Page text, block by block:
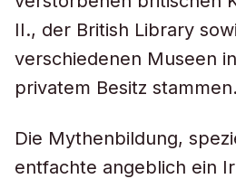
II., der British Library
verschiedenen Museen
privatem Besitz stammen.
Die Mythenbildung,
entfachte angeblich ein